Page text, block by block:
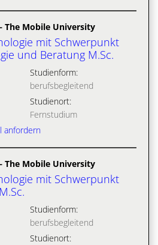
The Mobile University
mit Schwerpunkt
und Beratung M.Sc.
Studienform:
berufsbegleitend
Studienort:
Fernstudium
anfordern
The Mobile University
mit Schwerpunkt
Studienform:
berufsbegleitend
Studienort: